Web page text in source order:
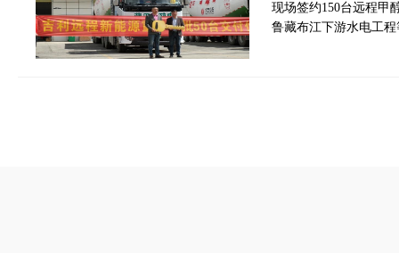
现场签约150台远程甲
鲁藏布江下游水电工